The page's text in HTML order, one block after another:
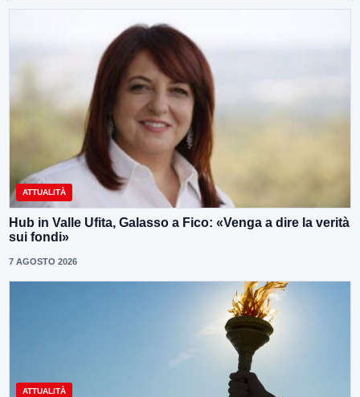
ATTUALITÀ
Hub in Valle Ufita, Galasso a Fico: «Venga a dire la verità
sui fondi»
7 AGOSTO 2026
ATTUALITÀ